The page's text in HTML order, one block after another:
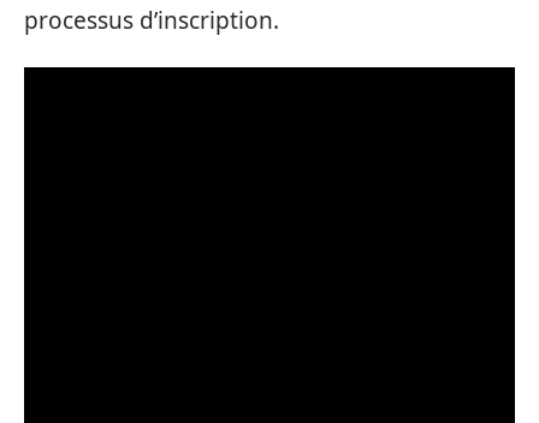
processus d’inscription.